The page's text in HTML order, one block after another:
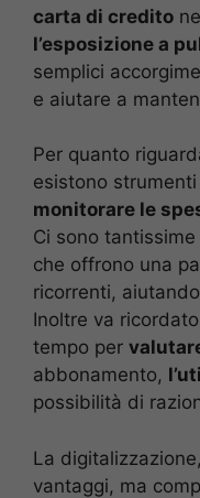
carta di credito
l’esposizione a
semplici
e aiutare a
Per quanto
esistono
monitorare le
Ci sono
che offrono una
ricorrenti,
Inoltre va
tempo per
abbonamento,
possibilità di
La
vantaggi, ma